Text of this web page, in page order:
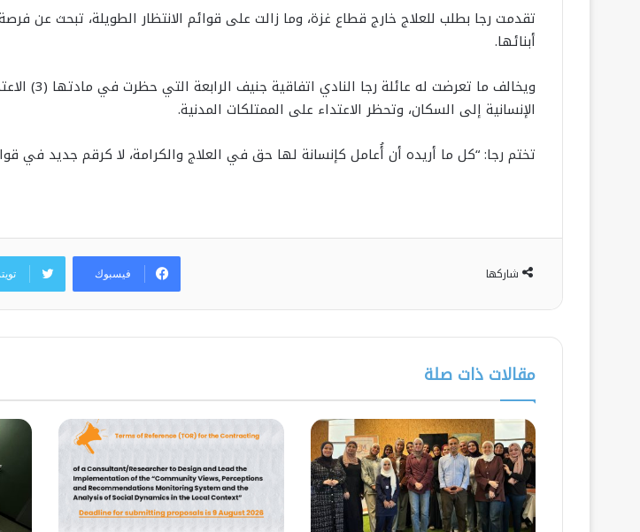
تقدمت رجا بطلب للعلاج خارج قطاع غزة، وما زالت على قوائم الانتظار الطويلة، تبحث
أبنائها.
ويخالف ما
الإنسانية إلى السكان، وتحظر الاعتداء على الممتلكات المدنية.
تختم رجا: “كل ما أريده أن أُعامل كإنسانة لها حق في العلاج والكرامة، لا كرقم جديد في
شاركها فيسبوك
مقالات ذات صلة